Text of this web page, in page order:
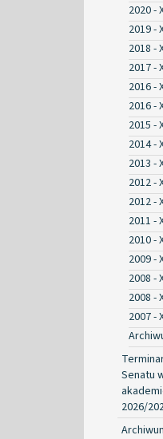
2020 -
2019 -
2018 -
2017 -
2016 -
2016 -
2015 -
2014 -
2013 -
2012 -
2012 -
2011 -
2010 -
2009 -
2008 -
2008 -
2007 -
Senatu
2026/